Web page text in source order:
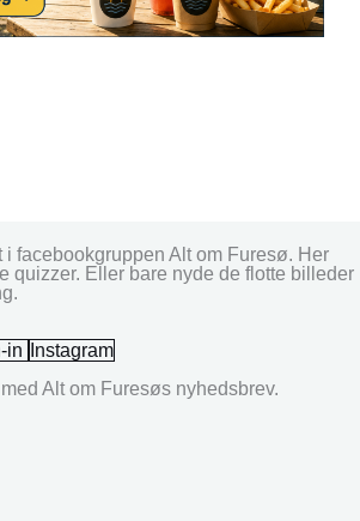
facebookgruppen Alt om Furesø. Her
quizzer. Eller bare nyde de flotte billeder
in
Instagram
Alt om Furesøs nyhedsbrev.